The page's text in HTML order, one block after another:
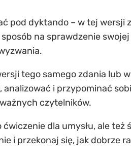
pod dyktando – w tej
na sprawdzenie
tego samego zdania lub
analizować i przypominać
czytelników.
dla umysłu, ale
i przekonaj się, jak dobrze